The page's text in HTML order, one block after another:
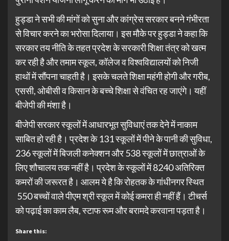
हुड्डा ने सभी की मांगों को सुना और कांग्रेस सरकार बनने गंभीरता
से विचार करने का भरोसा दिलाया। इस मौके पर हुड्डा ने कहा कि
सरकार तय नीति के तहत प्रदेश के सरकारी शिक्षा तंत्र को खत्म
कर रही है और तमाम स्कूल, कॉलेज व विश्वविद्यालयों को निजी
हाथों में सौंपना चाहती है। इसके चलते शिक्षा महंगी होगी और गरीब,
एससी, ओबीसी व किसान के बच्चे शिक्षा से वंचित रह जाएंगे। यहीं
बीजेपी की मंशा है।
बीजेपी सरकार स्कूलों में आधारभूत सुविधाएं तक देने में नाकाम
साबित हो रही है। प्रदेश के 131 स्कूलों में पीने के पानी की सुविधा,
236 स्कूलों में बिजली कनेक्शन और 538 स्कूलों में छात्राओं के
लिए शौचालय तक नहीं है। प्रदेश के स्कूलों में 8240 अतिरिक्त
कमरों की जरूरत है। आलम ये है कि रोहतक के गांधीनगर स्थित
550 बच्चों वाले पीएम श्री स्कूल में कोई कमरा ही नहीं हैं। टीचर्स
को पढ़ाई का काम लैब, स्टाफ रूम और बरामदे करवाना पड़ता है।
Share this: